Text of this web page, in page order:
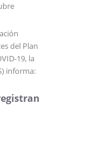
del Plan
19, la
informa: